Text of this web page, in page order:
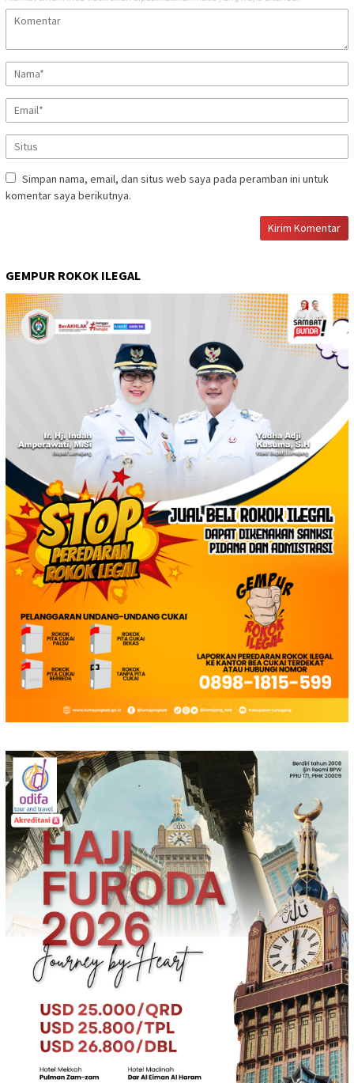
Simpan nama, email, dan situs web saya pada peramban ini untuk
komentar saya berikutnya.
GEMPUR ROKOK ILEGAL